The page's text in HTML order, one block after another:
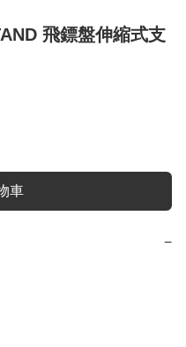
飛鏢盤伸縮式支
車
−